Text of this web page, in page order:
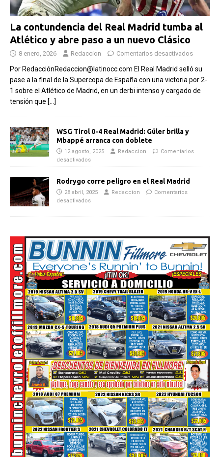
La contundencia del Real Madrid tumba al
Atlético y abre paso a un nuevo Clásico
8 enero, 2026 Redaccion Comentarios desactivados
Por RedacciónRedaccion@latinocc.com El Real Madrid selló su
pase a la final de la Supercopa de España con una victoria por 2-
1 sobre el Atlético de Madrid, en un derbi intenso y cargado de
tensión que […]
WSG Tirol 0-4 Real Madrid: Güler brilla y
Mbappé arranca con doblete
12 agosto, 2025 Redaccion
Comentarios
desactivados
Rodrygo corre peligro en el Real Madrid
28 abril, 2025 Redaccion
Comentarios
desactivados